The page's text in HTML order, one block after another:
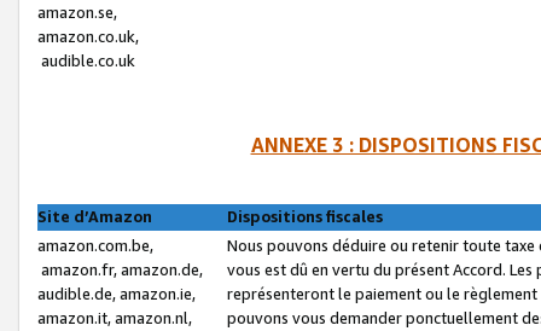
amazon.se,
amazon.co.uk,
audible.co.uk
ANNEXE 3 : DISPOSITIONS
Site d’Amazon
Dispositions fiscales
amazon.com.be,
amazon.fr, amazon.de,
audible.de, amazon.ie,
amazon.it, amazon.nl,
Nous pouvons déduire ou retenir toute
vous est dû en vertu du présent Accord.
représenteront le paiement ou le
pouvons vous demander ponctuellement